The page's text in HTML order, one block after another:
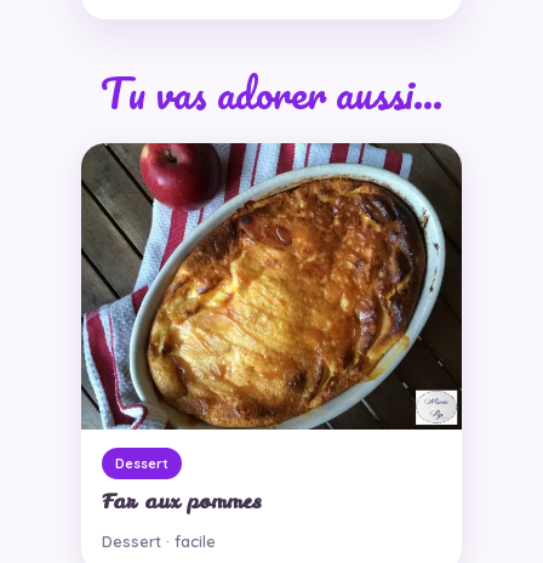
Tu vas adorer aussi…
Dessert
Far aux pommes
Dessert · facile